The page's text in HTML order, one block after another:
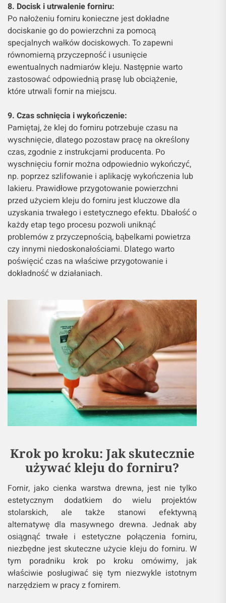
8. Docisk i utrwalenie forniru:
Po nałożeniu forniru konieczne jest dokładne
dociskanie go do powierzchni za pomocą
specjalnych wałków dociskowych. To zapewni
równomierną przyczepność i usunięcie
ewentualnych nadmiarów kleju. Następnie warto
zastosować odpowiednią prasę lub obciążenie,
które utrwali fornir na miejscu.
9. Czas schnięcia i wykończenie:
Pamiętaj, że klej do forniru potrzebuje czasu na
wyschnięcie, dlatego pozostaw pracę na określony
czas, zgodnie z instrukcjami producenta. Po
wyschnięciu fornir można odpowiednio wykończyć,
np. poprzez szlifowanie i aplikację wykończenia lub
lakieru. Prawidłowe przygotowanie powierzchni
przed użyciem kleju do forniru jest kluczowe dla
uzyskania trwałego i estetycznego efektu. Dbałość o
każdy etap tego procesu pozwoli uniknąć
problemów z przyczepnością, bąbelkami powietrza
czy innymi niedoskonałościami. Dlatego warto
poświęcić czas na właściwe przygotowanie i
dokładność w działaniach.
Krok po kroku: Jak skutecznie
używać kleju do forniru?
Fornir, jako cienka warstwa drewna, jest nie tylko
estetycznym dodatkiem do wielu projektów
stolarskich, ale także stanowi efektywną
alternatywę dla masywnego drewna. Jednak aby
osiągnąć trwałe i estetyczne połączenia forniru,
niezbędne jest skuteczne użycie kleju do forniru. W
tym poradniku krok po kroku omówimy, jak
właściwie posługiwać się tym niezwykle istotnym
narzędziem w pracy z fornirem.